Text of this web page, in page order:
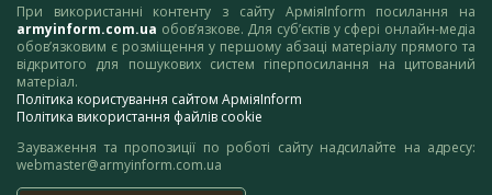
При використанні контенту з сайту АрміяInform посилання на
armyinform.com.ua обов’язкове. Для суб’єктів у сфері онлайн-медіа
обов’язковим є розміщення у першому абзаці матеріалу прямого та
відкритого для пошукових систем гіперпосилання на цитований
матеріал.
Політика користування сайтом АрміяInform
Політика використання файлів cookie
Зауваження та пропозиції по роботі сайту надсилайте на адресу:
webmaster@armyinform.com.ua